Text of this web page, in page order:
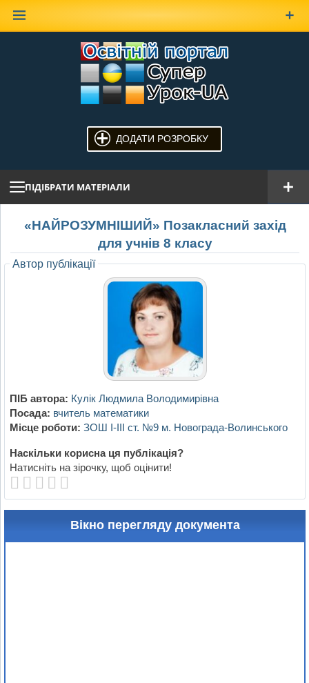
ДОДАТИ РОЗРОБКУ
ПІДІБРАТИ МАТЕРІАЛИ
«НАЙРОЗУМНІШИЙ» Позакласний захід
для учнів 8 класу
Автор публікації
ПІБ автора: Кулік Людмила Володимирівна
Посада: вчитель математики
Місце роботи: ЗОШ І-ІІІ ст. №9 м. Новограда-Волинського
Наскільки корисна ця публікація?
Натисніть на зірочку, щоб оцінити!
Вікно перегляду документа